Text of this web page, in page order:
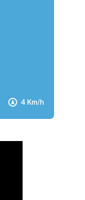
4 Km/h